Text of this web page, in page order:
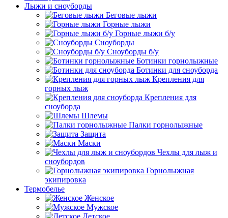
Лыжи и сноуборды
Беговые лыжи
Горные лыжи
Горные лыжи б/у
Сноуборды
Сноуборды б/у
Ботинки горнолыжные
Ботинки для сноуборда
Крепления для
горных лыж
Крепления для
сноуборда
Шлемы
Палки горнолыжные
Защита
Маски
Чехлы для лыж и
сноубордов
Горнолыжная
экипировка
Термобелье
Женское
Мужское
Детское